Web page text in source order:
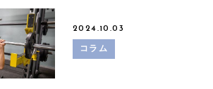
2024.10.03
コラム